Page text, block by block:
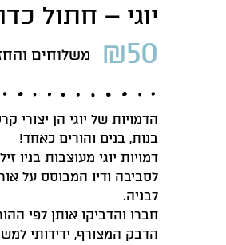
יוגי – חתול
₪50 משלוחים
הדמויות של יוגי הן יצורי
בנות, בנים והורים כאחד!
דמויות יוגי מעוצבות בניו
לסביבה ודיו המבוסס על
לבניה.
חברו והדביקו אותן לפי
הדבק המצורף, ידידותי